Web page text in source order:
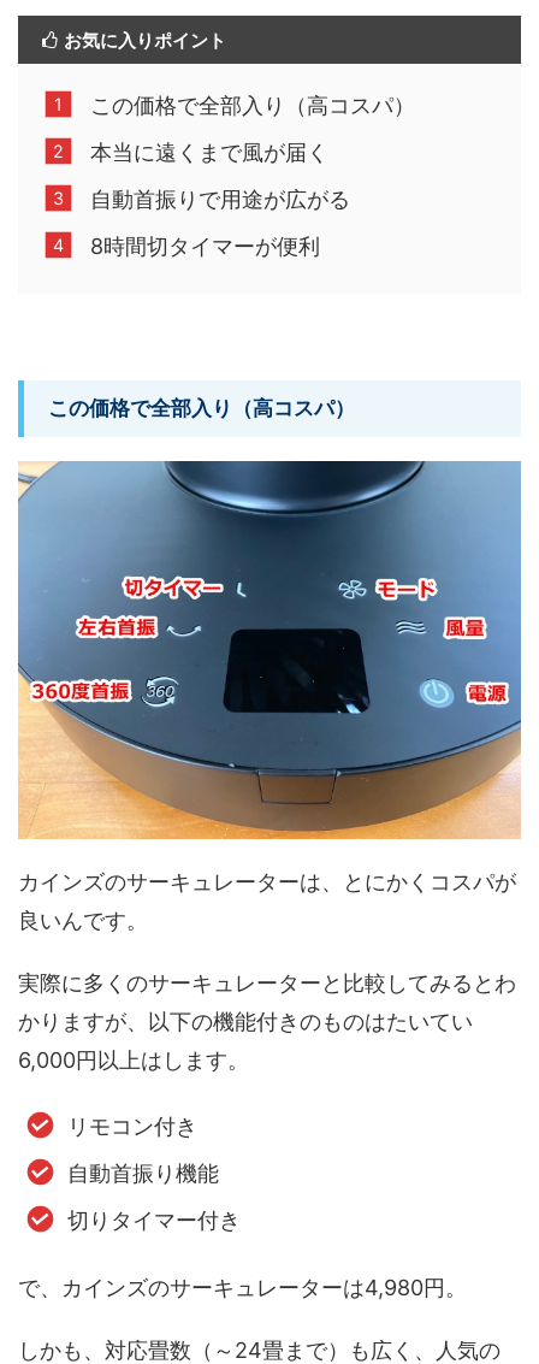
お気に入りポイント
この価格で全部入り（高コスパ）
本当に遠くまで風が届く
自動首振りで用途が広がる
8時間切タイマーが便利
この価格で全部入り（高コスパ）
カインズのサーキュレーターは、とにかくコスパが
良いんです。
実際に多くのサーキュレーターと比較してみるとわ
かりますが、以下の機能付きのものはたいてい
6,000円以上はします。
リモコン付き
自動首振り機能
切りタイマー付き
で、カインズのサーキュレーターは4,980円。
しかも、対応畳数（～24畳まで）も広く、人気の